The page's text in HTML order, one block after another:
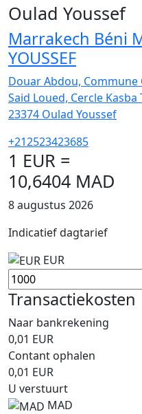
Oulad Youssef
Marrakech Béni
YOUSSEF
Douar Abdou,
Said Loued, Cercle Kasba
23374 Oulad Youssef
+212523423685
1 EUR =
10,6404 MAD
8 augustus 2026
Indicatief dagtarief
EUR
Transactiekosten
Naar bankrekening
0,01 EUR
Contant ophalen
0,01 EUR
U verstuurt
MAD